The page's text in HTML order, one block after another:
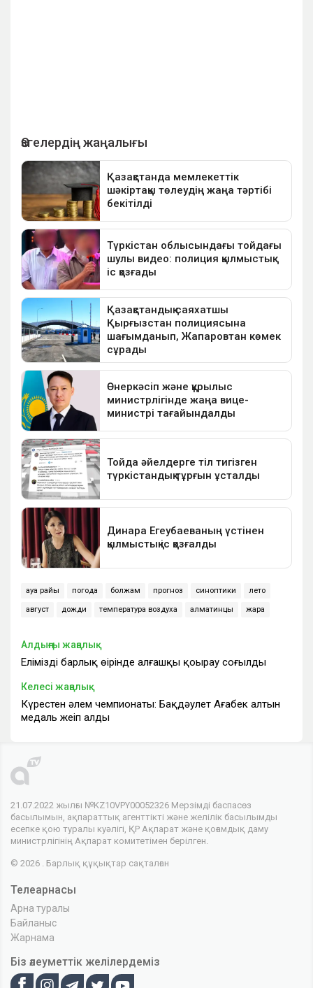
ауа райы погода болжам прогноз синоптики лето
август дожди температура воздуха алматинцы жара
Алдыңғы жаңалық
Еліміздің барлық өңірінде алғашқы қоңырау соғылды
Келесі жаңалық
Күрестен әлем чемпионаты: Бақдәулет Ағабек алтын
медаль жеңіп алды
21.07.2022 жылғы №KZ10VPY00052326 Мерзімді баспасөз
басылымын, ақпараттық агенттікті және желілік басылымды
есепке қою туралы куәлігі, ҚР Ақпарат және қоғамдық даму
министрлігінің Ақпарат комитетімен берілген.
© 2026 . Барлық құқықтар сақталған
Телеарнасы
Арна туралы
Байланыс
Жарнама
Біз әлеуметтік желілердеміз